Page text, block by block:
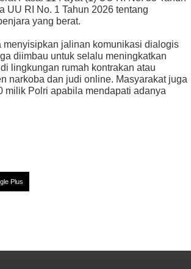
UU RI No. 1 Tahun 2026 tentang
yang berat.
jalinan komunikasi dialogis
diimbau untuk selalu meningkatkan
lingkungan rumah kontrakan atau
narkoba dan judi online. Masyarakat juga
milik Polri apabila mendapati adanya
Plus